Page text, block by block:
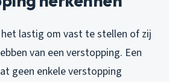
het lastig om vast te stellen of zij
van een verstopping. Een
geen enkele verstopping